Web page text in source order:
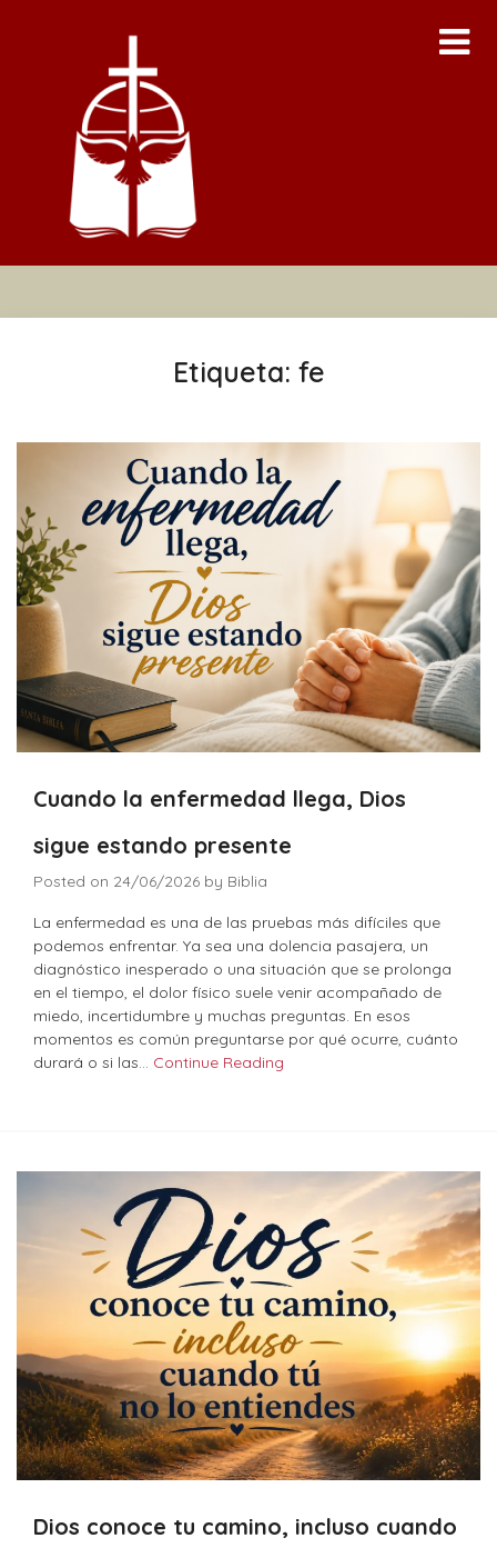
Etiqueta: fe
Cuando la enfermedad llega, Dios
sigue estando presente
Posted on 24/06/2026 by Biblia
La enfermedad es una de las pruebas más difíciles que
podemos enfrentar. Ya sea una dolencia pasajera, un
diagnóstico inesperado o una situación que se prolonga
en el tiempo, el dolor físico suele venir acompañado de
miedo, incertidumbre y muchas preguntas. En esos
momentos es común preguntarse por qué ocurre, cuánto
durará o si las… Continue Reading
Dios conoce tu camino, incluso cuando